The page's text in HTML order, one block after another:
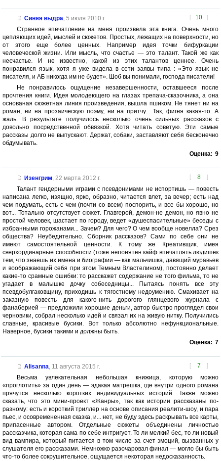
[ 10 ]
Синяя выдра, 5 июля 2010 г.
Странное впечатление на меня произвела эта книга. Очень много
цепляющих идей, мыслей и сюжетов. Простых, лежащих на поверхности, но
от этого еще более ценных. Например идея точки бифуркации
человеческой жизни. Или мысль, что счастье — это талант. Такой же как
несчастье. И не известно, какой из этих талантов ценнее. Очень
понравился язык, хотя я уже видела в сети заявы типа : «Это язык не
писателя, и АБ никогда им не будет». Шоб вы понимали, господа писатели!
Не понравилось ощущение незавершенности, оставшееся после
прочтения книги. Идея молодеющего на глазах трепача-сказочника, а она
основаная сюжетная линия произведения, вышла пшиком. Не тянет ни на
роман, ни на прозаическую поэму, ни на притчу... Так, фигня какая-то. А
жаль. В результате получилось несколько очень сильных рассказов с
довольно посредственной обвязкой. Хотя читать советую. Эти самые
рассказы долго не выпускают. Держат, собаки, заставляют себя бесконечно
обдумывать.
Оценка: 9
[ 8 ]
Изенгрим, 22 марта 2012 г.
Талант гендерными играми с псевдонимами не испортишь — повесть
написана легко, изящно, ярко, образно, читается влет, за вечер; есть над
чем подумать, есть с чем (почти со всем) поспорить, и все бы хорошо, но
вот... Тотально отсутствует сюжет. Главгерой, демон-не демон, но явно не
простой человек, шастает по городу, ведет «душеспасительные» беседы с
избранными горожанами... Зачем? Для чего? О чем вообще новелла? Срез
общества? Неубедительно. Сборник рассказов? Сами по себе они не
имеют самостоятельной ценности. К тому же Креативщик, имея
сверхординарные способности (тоже непонятен кайф впечатлять людишек
тем, что знаешь их имена и биографии — как мальчишка, давящий муравьев
и воображающий себя при этом Темным Властелином), постоянно делает
какие-то срамные ошибки: то расскажет содержание не того фильма, то не
угадает в малышке дочку собеседницы... Пытаясь понять все эту
псевдобулгаковщину, приходишь к тягостному недоумению. Смахивает на
заказную повесть для какого-нить дорогого глянцевого журнала с
фанаберией — предложили хорошие деньги, автор быстро проглядел свои
черновики, собрал несколько идей и связал их на живую нитку. Получились
славные, красивые бусики. Вот только абсолютно нефункциональные.
Наверное, бусики такими и должны быть.
Оценка: 7
[ 7 ]
Alisanna, 11 августа 2015 г.
Весьма увлекательная небольшая книжица, которую можно
«проглотить» за один день — эдакая матрешка, где внутри одного романа
прячутся несколько коротких индивидуальных историй. Также можно
сказать, что это мини-проект «Жанры», так как истории рассказаны по-
разному: есть и короткий триллер на основе описания реалити-шоу, и пара
пьес, и осовремененная сказка, и... нет, не буду здесь раскрывать все карты,
припасенные автором. Отдельные сюжеты объединены личностью
рассказчика, которая сама по себе интригует. То ли мелкий бес, то ли новый
вид вампира, который питается в том числе за счет эмоций, вызванных у
слушателя его рассказами. Немножко разочаровал финал — могло бы быть
что-то более сокрушительное, ощущается некоторая недосказанность.